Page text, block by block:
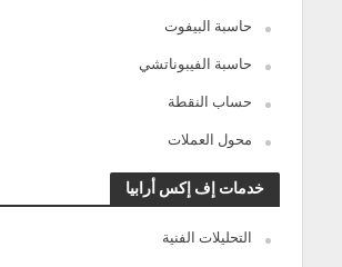
حاسبة البيفوت
حاسبة الفيبوناتشي
حساب النقطة
محول العملات
خدمات إف إكس أرابيا
التحليلات الفنية